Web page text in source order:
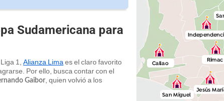
Sudamericana para
1, Alianza Limaes el claro favorito
Por ello, busca contar con el
Gaibor, quien volvió a los